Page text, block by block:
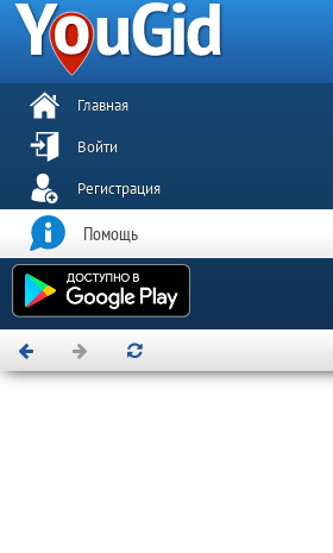
Главная
Войти
Регистрация
Помощь